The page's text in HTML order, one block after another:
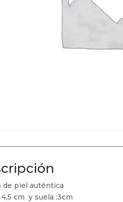
de piel auténtica
4,5 cm y suela :3cm